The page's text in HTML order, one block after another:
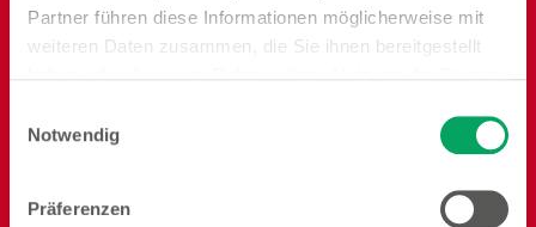
Partner führen diese Informationen möglicherweise mit
weiteren Daten zusammen, die Sie ihnen bereitgestellt
Einstellungen zu den Cookies finden Sie
Notwendig
Präferenzen
Badezimmer Garten